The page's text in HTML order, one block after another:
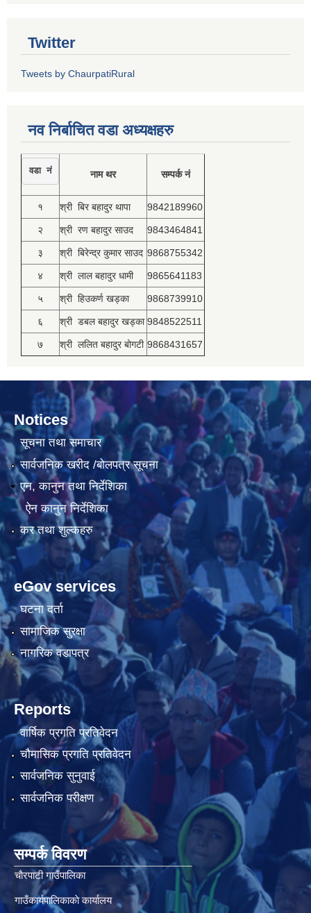
Twitter
Tweets by ChaurpatiRural
नव निर्बाचित वडा अध्यक्षहरु
वडा नं नाम थर सम्पर्क नं
१ श्री बिर बहादुर थापा 9842189960
२ श्री रण बहादुर साउद 9843464841
३ श्री बिरेन्द्र कुमार साउद 9868755342
४ श्री लाल बहादुर धामी 9865641183
५ श्री हिउकर्ण खड्का 9868739910
६ श्री डबल बहादुर खड्का 9848522511
७ श्री ललित बहादुर बोगटी 9868431657
Notices
सूचना तथा समाचार
सार्वजनिक खरीद /बोलपत्र सूचना
एन, कानुन तथा निर्देशिका
ऐन कानुन निर्देशिका
कर तथा शुल्कहरु
eGov services
घटना दर्ता
सामाजिक सुरक्षा
नागरिक वडापत्र
Reports
वार्षिक प्रगति प्रतिवेदन
चौमासिक प्रगति प्रतिवेदन
सार्वजनिक सुनुवाई
सार्वजनिक परीक्षण
सम्पर्क विवरण
चाैरपाटी गाउँपालिका
गाउँकार्यपालिकाकाे कार्यालय